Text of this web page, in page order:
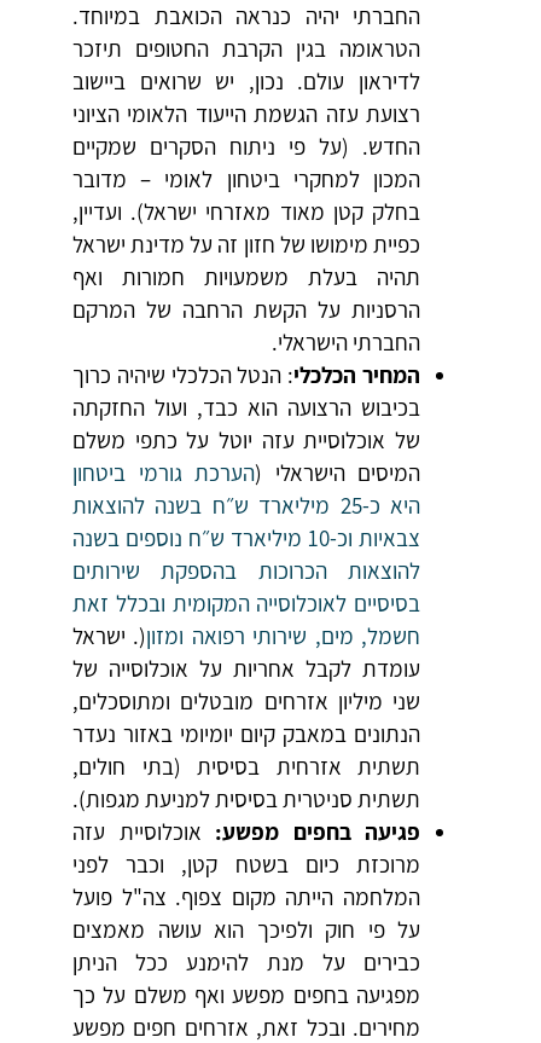
החברתי יהיה כנראה הכואבת במיוחד.
הטראומה בגין הקרבת החטופים תיזכר
לדיראון עולם. נכון, יש שרואים ביישוב
רצועת עזה הגשמת הייעוד הלאומי הציוני
החדש. (על פי ניתוח הסקרים שמקיים
המכון למחקרי ביטחון לאומי – מדובר
בחלק קטן מאוד מאזרחי ישראל). ועדיין,
כפיית מימושו של חזון זה על מדינת ישראל
תהיה בעלת משמעויות חמורות ואף
הרסניות על הקשת הרחבה של המרקם
החברתי הישראלי.
המחיר הכלכלי: הנטל הכלכלי שיהיה כרוך
בכיבוש הרצועה הוא כבד, ועול החזקתה
של אוכלוסיית עזה יוטל על כתפי משלם
המיסים הישראלי (הערכת גורמי ביטחון
היא כ-25 מיליארד ש״ח בשנה להוצאות
צבאיות וכ-10 מיליארד ש״ח נוספים בשנה
להוצאות הכרוכות בהספקת שירותים
בסיסיים לאוכלוסייה המקומית ובכלל זאת
חשמל, מים, שירותי רפואה ומזון(. ישראל
עומדת לקבל אחריות על אוכלוסייה של
שני מיליון אזרחים מובטלים ומתוסכלים,
הנתונים במאבק קיום יומיומי באזור נעדר
תשתית אזרחית בסיסית (בתי חולים,
תשתית סניטרית בסיסית למניעת מגפות).
פגיעה בחפים מפשע: אוכלוסיית עזה
מרוכזת כיום בשטח קטן, וכבר לפני
המלחמה הייתה מקום צפוף. צה"ל פועל
על פי חוק ולפיכך הוא עושה מאמצים
כבירים על מנת להימנע ככל הניתן
מפגיעה בחפים מפשע ואף משלם על כך
מחירים. ובכל זאת, אזרחים חפים מפשע